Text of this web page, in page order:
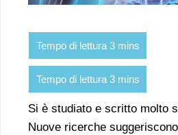
Si è studiato e scritto molto
Nuove ricerche